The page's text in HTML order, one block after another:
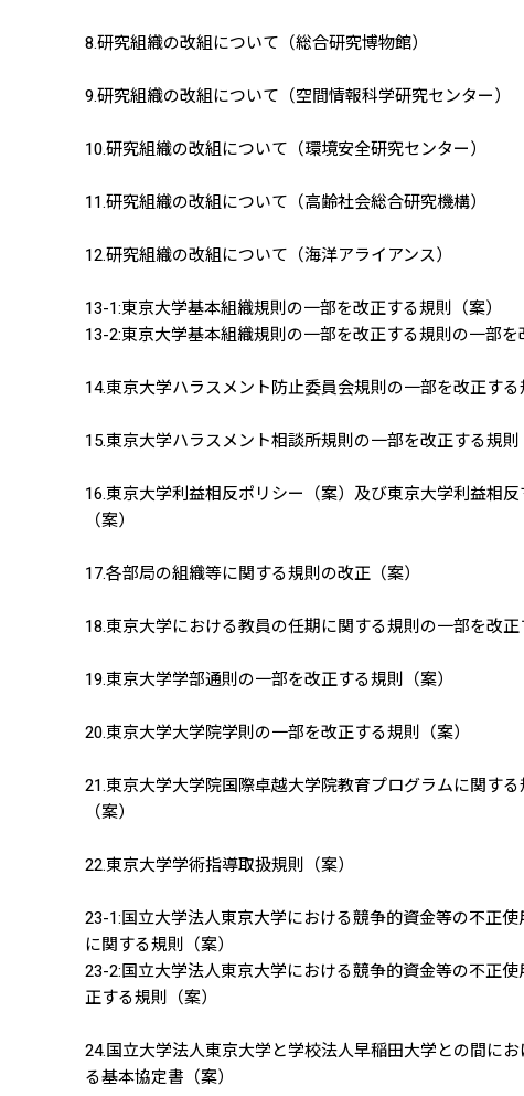
8.研究組織の改組について（総合研究博物館）
9.研究組織の改組について（空間情報科学研究センター）
10.研究組織の改組について（環境安全研究センター）
11.研究組織の改組について（高齢社会総合研究機構）
12.研究組織の改組について（海洋アライアンス）
13-1:東京大学基本組織規則の一部を改正する規則（案）
13-2:東京大学基本組織規則の一部を改正する規則の一部を
14.東京大学ハラスメント防止委員会規則の一部を改正する
15.東京大学ハラスメント相談所規則の一部を改正する規則
16.東京大学利益相反ポリシー（案）及び東京大学利益相
（案）
17.各部局の組織等に関する規則の改正（案）
18.東京大学における教員の任期に関する規則の一部を改正
19.東京大学学部通則の一部を改正する規則（案）
20.東京大学大学院学則の一部を改正する規則（案）
21.東京大学大学院国際卓越大学院教育プログラムに関す
（案）
22.東京大学学術指導取扱規則（案）
23-1:国立大学法人東京大学における競争的資金等の不正
に関する規則（案）
23-2:国立大学法人東京大学における競争的資金等の不正
正する規則（案）
24.国立大学法人東京大学と学校法人早稲田大学との間に
る基本協定書（案）